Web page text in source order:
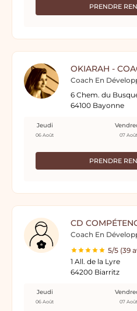
PRENDRE
OKIARAH -
Coach En
6 Chem. du
64100 Bayonne
PRENDRE
Jeudi
06 Août 07 Août
CD
Coach En
5/5 (39
1 All. de la Lyre
64200 Biarritz
Jeudi
06 Août 07 Août